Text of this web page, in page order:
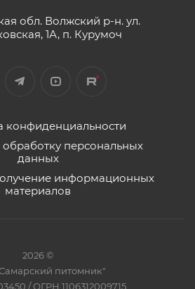
обл. Волжский р-н. ул.
1А, п. Курумоч
конфиденциальности
обработку персональных
данных
информационных
материалов
2026 ©
питомник"
/ ОГРН 1106312009715